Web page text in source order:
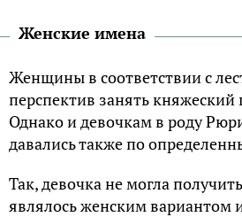
Женские имена
Женщины в соответствии с
перспектив занять княжеский
Однако и девочкам в роду
давались также по
Так, девочка не могла
являлось женским вариантом